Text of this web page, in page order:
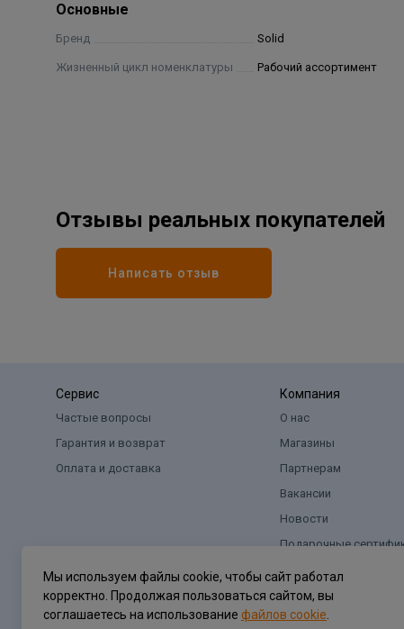
Основные
Бренд Solid
Жизненный цикл номенклатуры Рабочий ассортимент
Отзывы реальных покупателей
Написать отзыв
Сервис
Частые вопросы
Гарантия и возврат
Оплата и доставка
Компания
О нас
Магазины
Партнерам
Вакансии
Новости
Подарочные
Мы используем файлы cookie, чтобы сайт работал
корректно. Продолжая пользоваться сайтом, вы
соглашаетесь на использование файлов cookie